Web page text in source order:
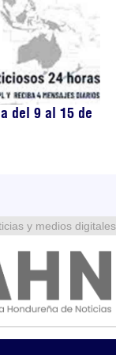
del 9 al 15 de
y medios digitales